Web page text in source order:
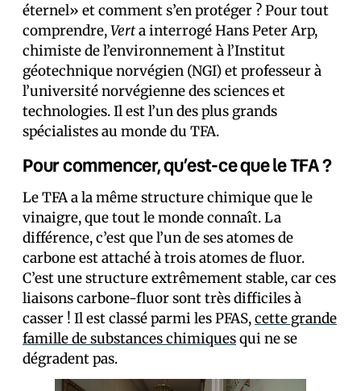
éternel» et comment s’en protéger ? Pour tout
comprendre,Verta interrogé Hans Peter Arp,
chimiste de l’environnement à l’Institut
géotechnique norvégien (NGI) et professeur à
l’université norvégienne des sciences et
technologies. Il est l’un des plus grands
spécialistes au monde du TFA.
Pour commencer, qu’est-ce que le TFA ?
Le TFA a la même structure chimique que le
vinaigre, que tout le monde connaît. La
différence, c’est que l’un de ses atomes de
carbone est attaché à trois atomes de fluor.
C’est une structure extrêmement stable, car ces
liaisons carbone-fluor sont très difficiles à
casser ! Il est classé parmi les PFAS,cette grande
famille de substances chimiquesqui ne se
dégradent pas.